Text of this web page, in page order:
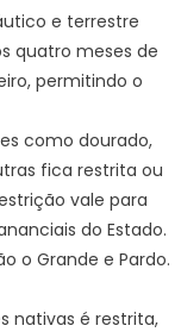
e terrestre
quatro meses de
permitindo o
como dourado,
fica restrita ou
vale para
do Estado.
o Grande e Pardo.
nativas é restrita,